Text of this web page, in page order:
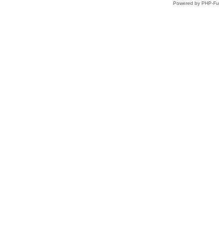
Powered by PHP-